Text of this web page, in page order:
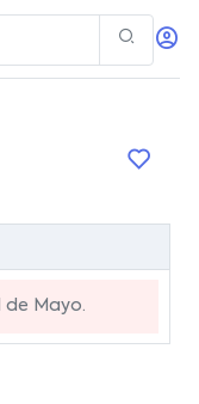
de Mayo.